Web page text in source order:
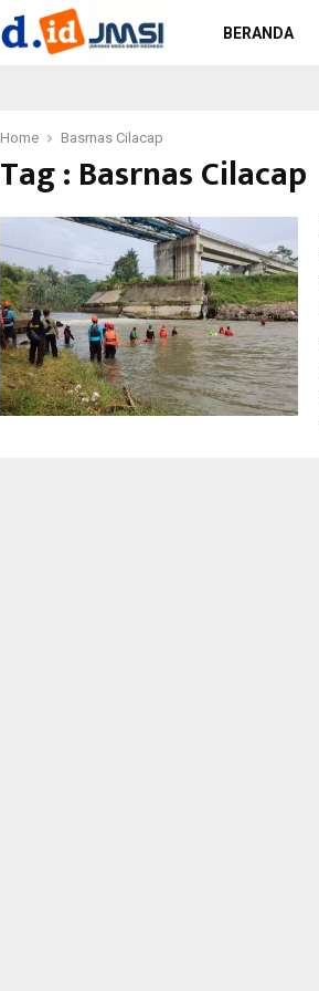
BERANDA
Home Basrnas Cilacap
Tag : Basrnas Cilacap